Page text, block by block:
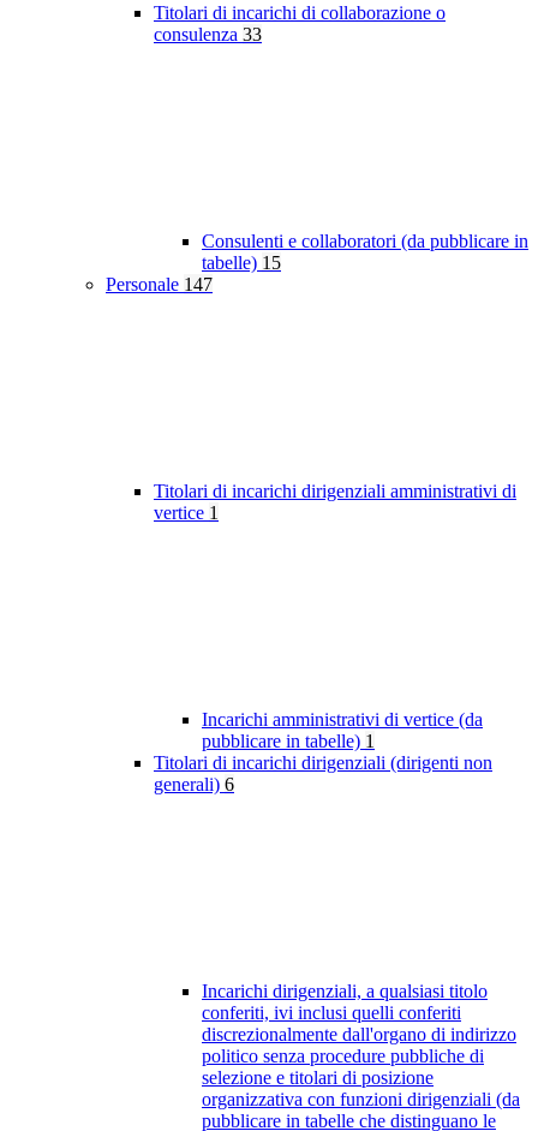
Titolari di incarichi di collaborazione o
consulenza 33
Consulenti e collaboratori (da pubblicare in
tabelle) 15
Personale 147
Titolari di incarichi dirigenziali amministrativi di
vertice 1
Incarichi amministrativi di vertice (da
pubblicare in tabelle) 1
Titolari di incarichi dirigenziali (dirigenti non
generali) 6
Incarichi dirigenziali, a qualsiasi titolo
conferiti, ivi inclusi quelli conferiti
discrezionalmente dall'organo di indirizzo
politico senza procedure pubbliche di
selezione e titolari di posizione
organizzativa con funzioni dirigenziali (da
pubblicare in tabelle che distinguano le